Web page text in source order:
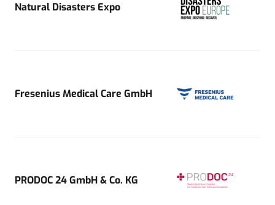
Natural Disasters Expo
Fresenius Medical Care GmbH
PRODOC 24 GmbH & Co. KG